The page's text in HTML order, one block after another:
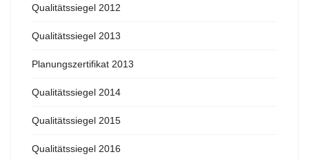
Qualitätssiegel 2012
Qualitätssiegel 2013
Planungszertifikat 2013
Qualitätssiegel 2014
Qualitätssiegel 2015
Qualitätssiegel 2016